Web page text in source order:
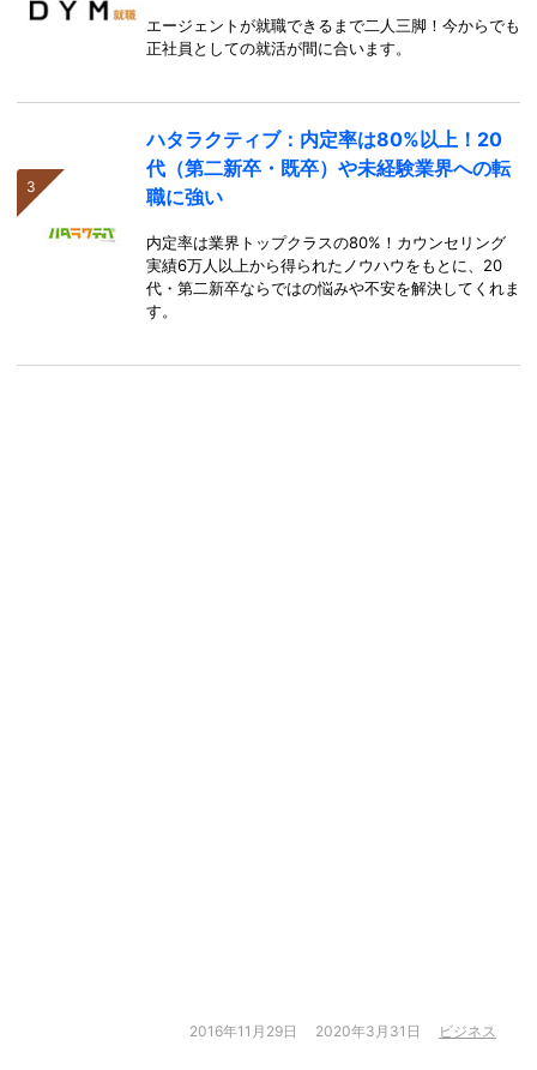
エージェントが就職できるまで二人三脚！今からでも
正社員としての就活が間に合います。
ハタラクティブ：内定率は80%以上！20
代（第二新卒・既卒）や未経験業界への転
職に強い
内定率は業界トップクラスの80%！カウンセリング
実績6万人以上から得られたノウハウをもとに、20
代・第二新卒ならではの悩みや不安を解決してくれま
す。
2016年11月29日 2020年3月31日 ビジネス